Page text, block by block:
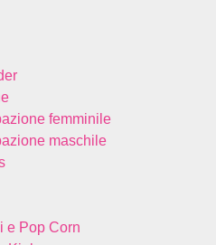
femminile
maschile
e Pop Corn